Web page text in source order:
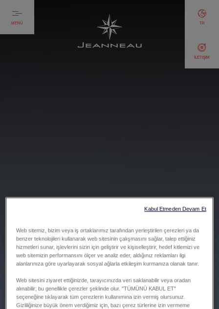
MENÜ
İLETIŞIM
TR
Web sitemiz, bizim veya iş ortaklarımız tarafından yerleştirilen çerezleri ya da
benzer teknolojileri kullanarak web sitesinin çalışmasını sağlar, talep ettiğiniz
hizmetleri sunar, işlevlerini sizin için geliştirir ve kişiselleştirir, hedef kitlemizi ve
web sitemizin performansını ölçer ve analiz eder, aldığınız reklamları ilgi
alanlarınıza göre uyarlayarak sosyal ağlarla etkileşim kurmanıza olanak tanır.
Web sitesini ziyaret ettiğinizde, tarayıcınızda veri saklanabilir veya oradan
alınabilir; bu genellikle çerezler şeklinde olur. "TÜMÜNÜ KABUL ET"
seçeneğine tıklayarak tüm çerezlerin kullanımına izin vermiş olursunuz.
Gizliliğinize büyük önem verdiğimiz için, bazı çerez türlerine izin vermeme
Kabul Etmeden Devam Et